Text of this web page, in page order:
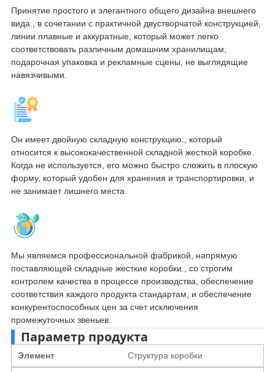
Принятие простого и элегантного общего дизайна внешнего
вида., в сочетании с практичной двустворчатой ​​конструкцией,
линии плавные и аккуратные, который может легко
соответствовать различным домашним хранилищам,
подарочная упаковка и рекламные сцены, не выглядящие
навязчивыми.
Он имеет двойную складную конструкцию., который
относится к высококачественной складной жесткой коробке.
Когда не используется, его можно быстро сложить в плоскую
форму, который удобен для хранения и транспортировки, и
не занимает лишнего места.
Мы являемся профессиональной фабрикой, напрямую
поставляющей складные жесткие коробки., со строгим
контролем качества в процессе производства, обеспечение
соответствия каждого продукта стандартам, и обеспечение
конкурентоспособных цен за счет исключения
промежуточных звеньев.
Параметр продукта
Элемент Структура коробки